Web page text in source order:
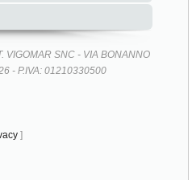
VIGOMAR SNC - VIA BONANNO
- P.IVA: 01210330500
]